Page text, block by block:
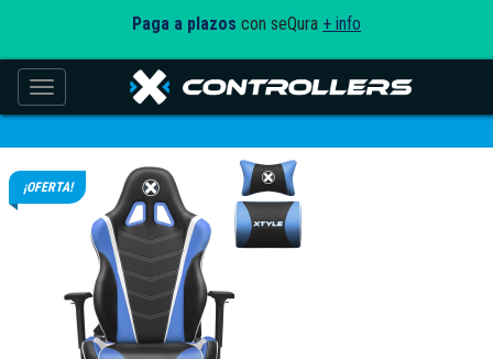
Paga a plazos con seQura + info
Toggle navigation
¡OFERTA!